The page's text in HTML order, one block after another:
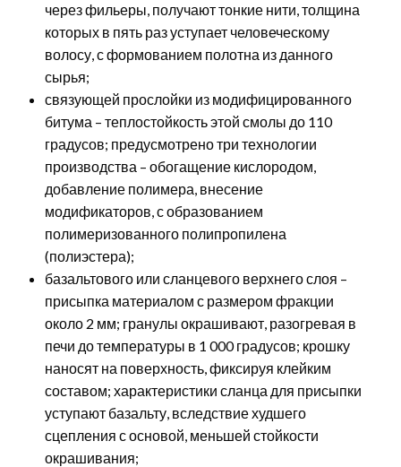
через фильеры, получают тонкие нити, толщина
которых в пять раз уступает человеческому
волосу, с формованием полотна из данного
сырья;
связующей прослойки из модифицированного
битума – теплостойкость этой смолы до 110
градусов; предусмотрено три технологии
производства – обогащение кислородом,
добавление полимера, внесение
модификаторов, с образованием
полимеризованного полипропилена
(полиэстера);
базальтового или сланцевого верхнего слоя –
присыпка материалом с размером фракции
около 2 мм; гранулы окрашивают, разогревая в
печи до температуры в 1 000 градусов; крошку
наносят на поверхность, фиксируя клейким
составом; характеристики сланца для присыпки
уступают базальту, вследствие худшего
сцепления с основой, меньшей стойкости
окрашивания;